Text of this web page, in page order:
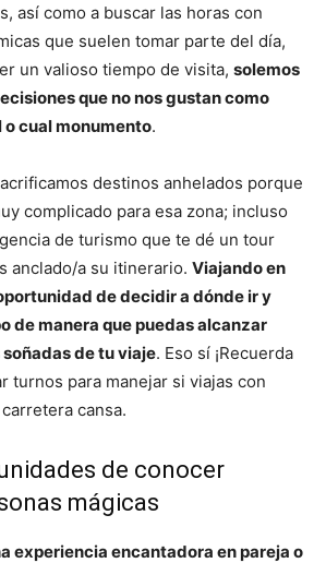
así como a buscar las horas con
que suelen tomar parte del día,
un valioso tiempo de visita, solemos
que no nos gustan como
cual monumento.
destinos anhelados porque
complicado para esa zona; incluso
de turismo que te dé un tour
anclado/a su itinerario. Viajando en
de decidir a dónde ir y
de manera que puedas alcanzar
de tu viaje. Eso sí ¡Recuerda
turnos para manejar si viajas con
cansa.
de conocer
mágicas
experiencia encantadora en pareja o